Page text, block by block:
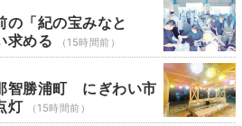
「紀の宝みなと
求める
（15時間前）
勝浦町 にぎわい市
灯
（15時間前）